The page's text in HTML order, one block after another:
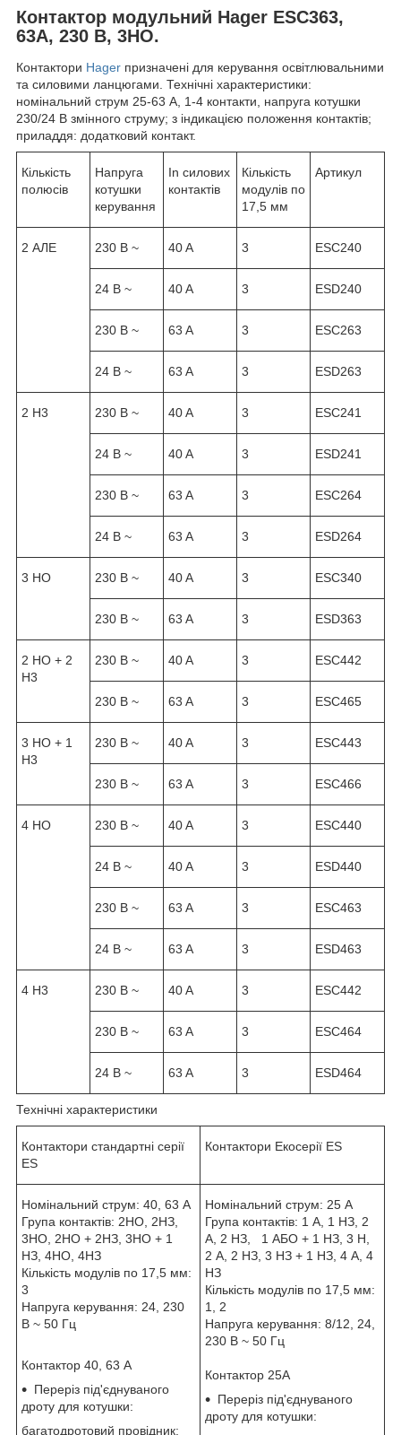
Контактор модульний Hager ESC363,
63A, 230 В, 3НО.
Контактори Hager призначені для керування освітлювальними
та силовими ланцюгами. Технічні характеристики:
номінальний струм 25-63 А, 1-4 контакти, напруга котушки
230/24 В змінного струму; з індикацією положення контактів;
приладдя: додатковий контакт.
Кількість
полюсів
Напруга
котушки
керування
In силових
контактів
Кількість
модулів по
17,5 мм
Артикул
2 АЛЕ 230 B ~ 40 A 3 ESC240
24 B ~ 40 A 3 ESD240
230 B ~ 63 A 3 ESC263
24 B ~ 63 A 3 ESD263
2 H3 230 B ~ 40 A 3 ESC241
24 B ~ 40 A 3 ESD241
230 B ~ 63 A 3 ESC264
24 B ~ 63 A 3 ESD264
3 HO 230 B ~ 40 A 3 ESC340
230 B ~ 63 A 3 ESD363
2 HO + 2
H3
230 B ~ 40 A 3 ESC442
230 B ~ 63 A 3 ESC465
3 HO + 1
H3
230 B ~ 40 A 3 ESC443
230 B ~ 63 A 3 ESC466
4 HO 230 B ~ 40 A 3 ESC440
24 B ~ 40 A 3 ESD440
230 B ~ 63 A 3 ESC463
24 B ~ 63 A 3 ESD463
4 H3 230 B ~ 40 A 3 ESC442
230 B ~ 63 A 3 ESC464
24 B ~ 63 A 3 ESD464
Технічні характеристики
Контактори стандартні серії
ES
Контактори Екосерії ES
Номінальний струм: 40, 63 А
Група контактів: 2НО, 2НЗ,
3НО, 2НО + 2НЗ, 3НО + 1
НЗ, 4НО, 4НЗ
Кількість модулів по 17,5 мм:
3
Напруга керування: 24, 230
В ~ 50 Гц
Контактор 40, 63 А
Переріз під'єднуваного
дроту для котушки:
багатодротовий провідник:
Номінальний струм: 25 А
Група контактів: 1 А, 1 НЗ, 2
А, 2 НЗ, 1 АБО + 1 НЗ, 3 Н,
2 А, 2 НЗ, 3 НЗ + 1 НЗ, 4 А, 4
НЗ
Кількість модулів по 17,5 мм:
1, 2
Напруга керування: 8/12, 24,
230 В ~ 50 Гц
Контактор 25А
Переріз під'єднуваного
дроту для котушки: